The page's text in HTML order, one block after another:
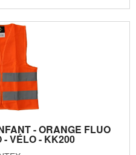
- ORANGE FLUO
- VÉLO - KK200